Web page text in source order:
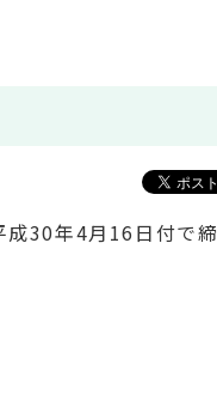
成30年4月16日付で締